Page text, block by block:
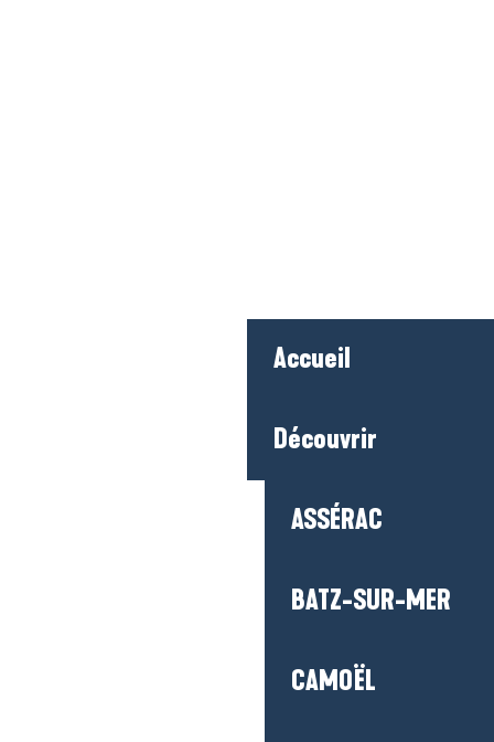
Accueil
Découvrir
ASSÉRAC
BATZ-SUR-MER
CAMOËL